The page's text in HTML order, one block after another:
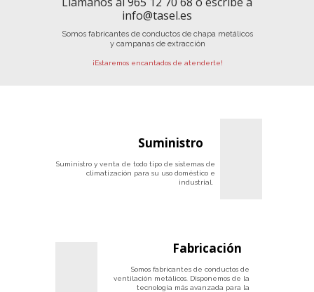
Fabricación
Suministro
¡Estaremos encantados de atenderte!
Somos fabricantes de conductos de
ventilación metálicos. Disponemos de la
tecnología más avanzada para la
Suministro y venta de todo tipo de sistemas de
climatización para su uso doméstico e
industrial.
info@tasel.es
Somos fabricantes de conductos de chapa metálicos
y campanas de extracción